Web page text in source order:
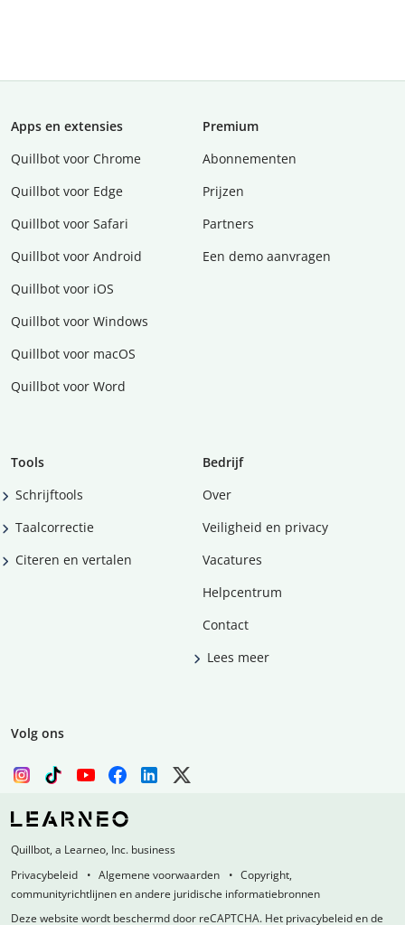
Apps en extensies
Quillbot voor Chrome
Quillbot voor Edge
Quillbot voor Safari
Quillbot voor Android
Quillbot voor iOS
Quillbot voor Windows
Quillbot voor macOS
Quillbot voor Word
Premium
Abonnementen
Prijzen
Partners
Een demo aanvragen
Tools
Schrijftools
Taalcorrectie
Citeren en vertalen
Bedrijf
Over
Veiligheid en privacy
Vacatures
Helpcentrum
Contact
Lees meer
Volg ons
Quillbot, a Learneo, Inc. business
Privacybeleid
Algemene voorwaarden
Copyright,
communityrichtlijnen en andere juridische informatiebronnen
Deze website wordt beschermd door reCAPTCHA. Het privacybeleid en de